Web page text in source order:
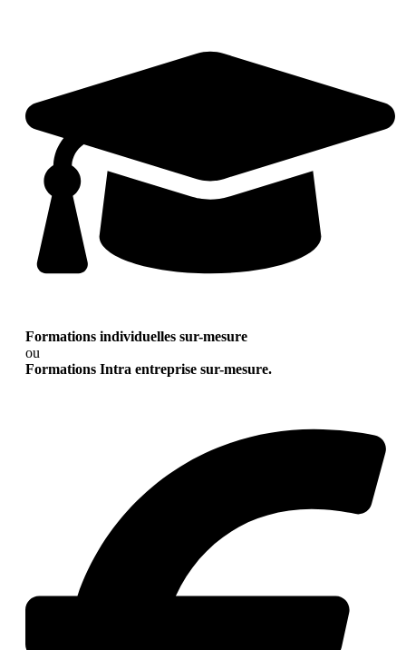
Formations individuelles sur-mesure
ou
Formations Intra entreprise sur-mesure.